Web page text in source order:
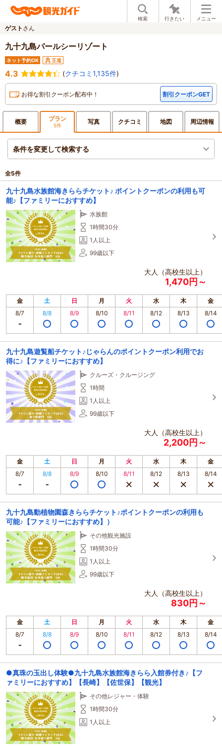
検索 行きたい メニュー
ゲスト さん
九十九島パールシーリゾート
ネット予約OK 王道
4.3 (クチコミ1,135件)
お得な割引クーポン配布中！ 割引クーポンGET
概要 プラン
5件 写真 クチコミ 地図 周辺情報
条件を変更して検索する
全5件
九十九島水族館海きららチケット♪ ポイントクーポンの利用も可
能♪【ファミリーにおすすめ】
水族館
1時間30分
1人以上
99歳以下
大人（高校生以上）
1,470円～
金 土 日 月 火 水 木
金
8/7
8/8 8/9 8/10 8/11 8/12 8/13 8/14
九十九島遊覧船チケット♪じゃらんのポイントクーポン利用でお
得に♪【ファミリーにおすすめ】
クルーズ・クルージング
1時間
1人以上
99歳以下
大人（高校生以上）
2,200円～
金 土 日 月 火 水 木
金
8/7
8/8 8/9 8/10 8/11 8/12 8/13 8/14
九十九島動植物園森きららチケット♪ポイントクーポンの利用も
可能♪【ファミリーにおすすめ】）
その他観光施設
1時間30分
1人以上
99歳以下
大人（高校生以上）
830円～
金 土 日 月 火 水 木
金
8/7
8/8 8/9 8/10 8/11 8/12 8/13 8/14
●真珠の玉出し体験●九十九島水族館海きらら入館券付き♪【フ
ァミリーにおすすめ】【長崎】【佐世保】【観光】
その他レジャー・体験
1時間30分
1人以上